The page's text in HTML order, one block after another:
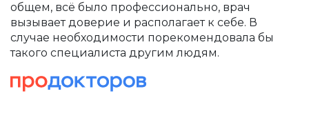
общем, всё было профессионально, врач
вызывает доверие и располагает к себе. В
случае необходимости порекомендовала бы
такого специалиста другим людям.